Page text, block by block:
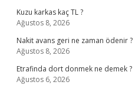
Kuzu karkas kaç TL ?
Ağustos 8, 2026
Nakit avans geri ne zaman ödenir ?
Ağustos 8, 2026
Etrafinda dort donmek ne demek ?
Ağustos 6, 2026